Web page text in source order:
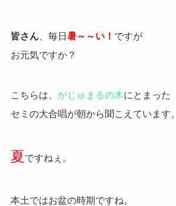
皆さん、毎日 暑～～い！ ですが
お元気ですか？
こちらは、 がじゅまるの木にとまった
セミの大合唱が朝から聞こえています。
夏ですねぇ。
本土ではお盆の時期ですね。